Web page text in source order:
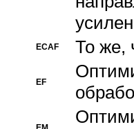
ECAF То же,
EF